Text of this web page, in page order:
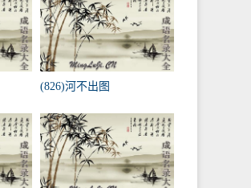
(826)河不出图